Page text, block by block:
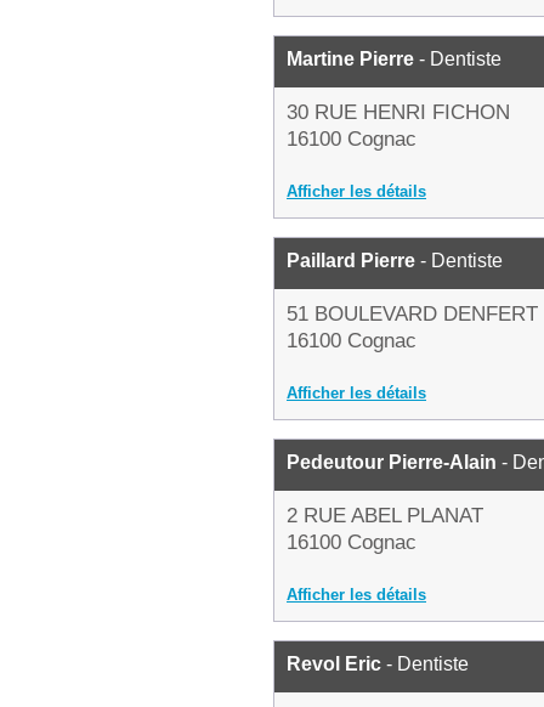
Martine Pierre - Dentiste
30 RUE HENRI FICHON
16100 Cognac
Afficher les détails
Paillard Pierre - Dentiste
51 BOULEVARD
16100 Cognac
Afficher les détails
Pedeutour Pierre-Alain -
2 RUE ABEL PLANAT
16100 Cognac
Afficher les détails
Revol Eric - Dentiste